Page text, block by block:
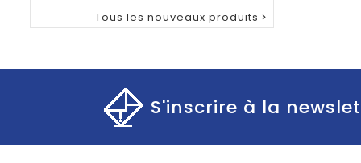
Tous les nouveaux produits 
S'inscrire à la